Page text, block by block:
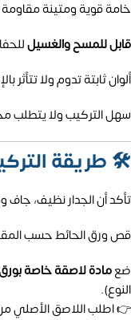
خامة قوية ومتينة مقاومة
قابل للمسح والغسيل
ألوان ثابتة تدوم ولا تتأثر
سهل التركيب ولا يتطلب
🛠️ طريقة
تأكد أن الجدار نظيف،
قص ورق الحائط حسب
ضعمادة لاصقة خاصة
النوع).
👉 اطلب اللاصق الأصلي من